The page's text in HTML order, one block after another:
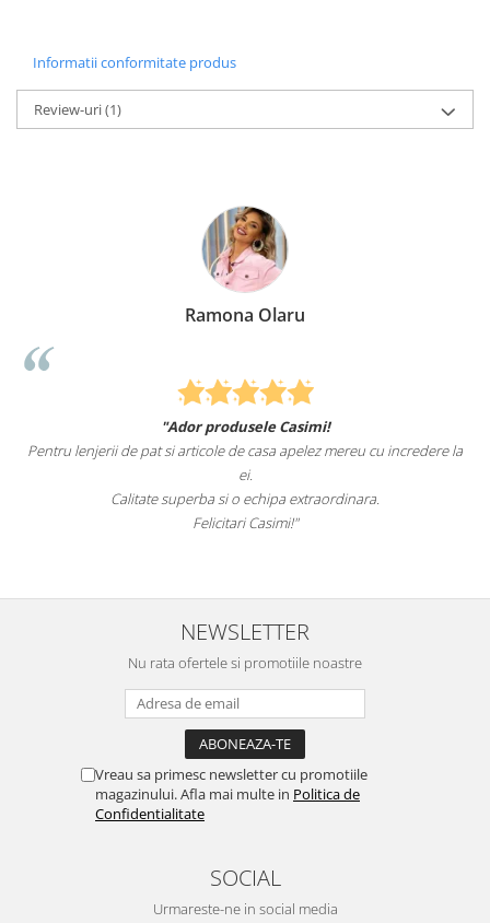
Informatii conformitate produs
Review-uri(1)
Ramona Olaru
"Ador produsele Casimi!
Pentru lenjerii de pat si articole de casa apelez mereu cu incredere la
ei.
Calitate superba si o echipa extraordinara.
Felicitari Casimi!"
NEWSLETTER
Nu rata ofertele si promotiile noastre
Vreau sa primesc newsletter cu promotiile
magazinului. Afla mai multe in Politica de
Confidentialitate
SOCIAL
Urmareste-ne in social media